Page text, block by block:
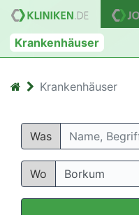
Krankenhäuser
Krankenhäuser
Was
Wo